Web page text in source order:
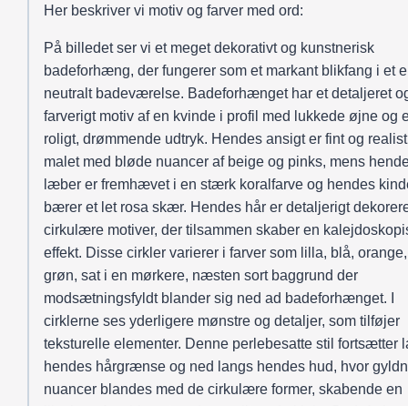
Her beskriver vi motiv og farver med ord:
På billedet ser vi et meget dekorativt og kunstnerisk
badeforhæng, der fungerer som et markant blikfang i et
neutralt badeværelse. Badeforhænget har et detaljeret
farverigt motiv af en kvinde i profil med lukkede øjne og
roligt, drømmende udtryk. Hendes ansigt er fint og
malet med bløde nuancer af beige og pinks, mens
læber er fremhævet i en stærk koralfarve og hendes
bærer et let rosa skær. Hendes hår er detaljerigt
cirkulære motiver, der tilsammen skaber en
effekt. Disse cirkler varierer i farver som lilla, blå,
grøn, sat i en mørkere, næsten sort baggrund der
modsætningsfyldt blander sig ned ad badeforhænget. I
cirklerne ses yderligere mønstre og detaljer, som tilføjer
teksturelle elementer. Denne perlebesatte stil fortsætter
hendes hårgrænse og ned langs hendes hud, hvor
nuancer blandes med de cirkulære former, skabende en